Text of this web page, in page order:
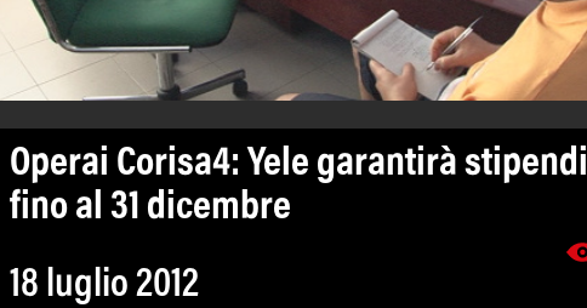
Operai Corisa4: Yele garantirà stipendi
fino al 31 dicembre
18 luglio 2012